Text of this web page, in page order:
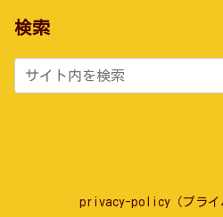
検索
privacy-policy（プライ